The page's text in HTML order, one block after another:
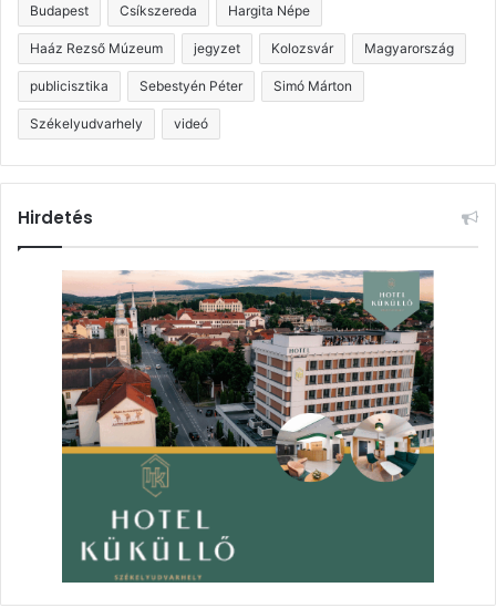
Budapest Csíkszereda Hargita Népe
Haáz Rezső Múzeum jegyzet Kolozsvár Magyarország
publicisztika Sebestyén Péter Simó Márton
Székelyudvarhely videó
Hirdetés